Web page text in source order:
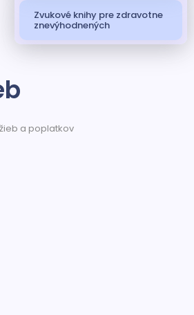
a poplatkov
Zvukové knihy pre zdravotne
znevýhodnených